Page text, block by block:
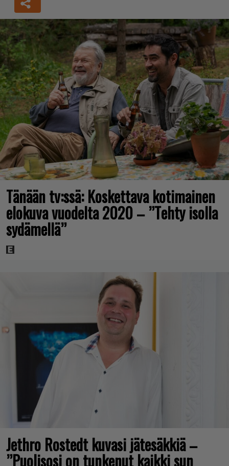
Tänään tv:ssä: Koskettava kotimainen
elokuva vuodelta 2020 – ”Tehty isolla
sydämellä”
Jethro Rostedt kuvasi jätesäkkiä –
”Puolisosi on tunkenut kaikki sun